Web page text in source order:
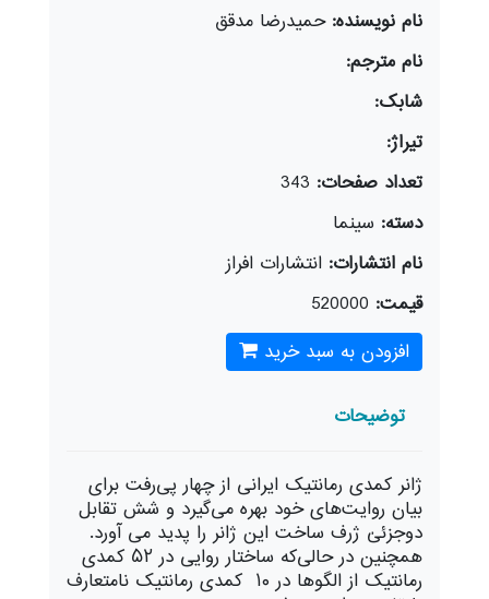
نام نویسنده:حمیدرضا مدقق
نام مترجم:
شابک:
تیراژ:
تعداد صفحات: 343
دسته: سينما
نام انتشارات: انتشارات افراز
قیمت: 520000
افزودن به سبد خرید
توضیحات
ژانر کمدی رمانتیک ایرانی از چهار پی‌رفت برای
بیان روایت‌های خود بهره می‌گیرد و شش تقابل
دوجزئیٰ ژرف ساخت این ژانر را پدید می آورد.
همچنین در حالی‌که ساختار روایی در ۵۲ کمدی
رمانتیک از الگوها در ۱۰ کمدی رمانتیک نامتعارف